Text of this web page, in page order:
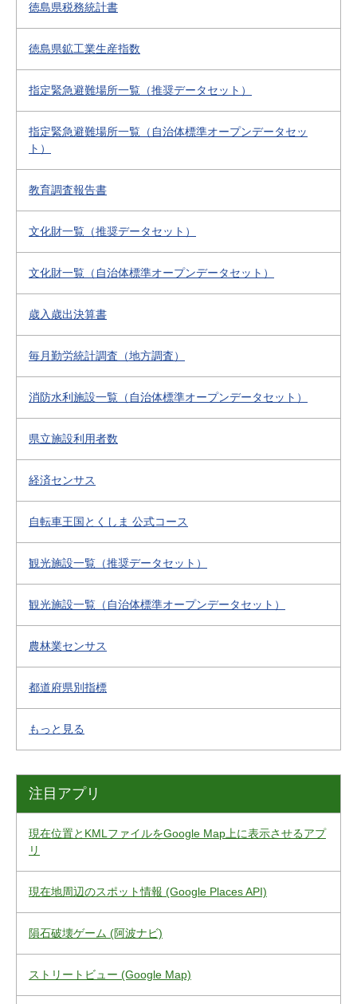
徳島県税務統計書
徳島県鉱工業生産指数
指定緊急避難場所一覧（推奨データセット）
指定緊急避難場所一覧（自治体標準オープンデータセッ
ト）
教育調査報告書
文化財一覧（推奨データセット）
文化財一覧（自治体標準オープンデータセット）
歳入歳出決算書
毎月勤労統計調査（地方調査）
消防水利施設一覧（自治体標準オープンデータセット）
県立施設利用者数
経済センサス
自転車王国とくしま 公式コース
観光施設一覧（推奨データセット）
観光施設一覧（自治体標準オープンデータセット）
農林業センサス
都道府県別指標
もっと見る
注目アプリ
現在位置とKMLファイルをGoogle Map上に表示させるアプ
リ
現在地周辺のスポット情報 (Google Places API)
隕石破壊ゲーム (阿波ナビ)
ストリートビュー (Google Map)